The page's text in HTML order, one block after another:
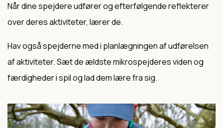
Når dine spejdere udfører og efterfølgende reflekterer
over deres aktiviteter, lærer de.
Hav også spejderne med i planlægningen af udførelsen
af aktiviteter. Sæt de ældste mikrospejderes viden og
færdigheder i spil og lad dem lære fra sig.